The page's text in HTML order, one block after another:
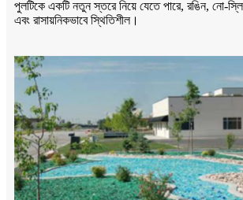
পুলটিকে একটি নতুন স্তরে নিয়ে যেতে পারে, রঙিন, নো-
এবং রাসায়নিকভাবে স্থিতিশীল।